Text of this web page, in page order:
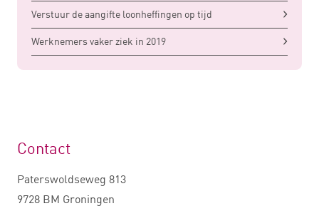
Verstuur de aangifte loonheffingen op tijd
Werknemers vaker ziek in 2019
Contact
Paterswoldseweg 813
9728 BM Groningen